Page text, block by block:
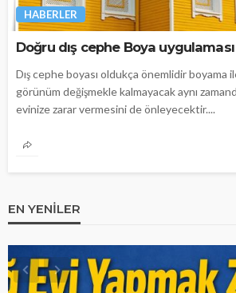
HABERLER
Doğru dış cephe Boya uygulaması
Dış cephe boyası oldukça önemlidir boyama
görünüm değişmekle kalmayacak aynı
evinize zarar vermesini de önleyecektir....
EN YENILER